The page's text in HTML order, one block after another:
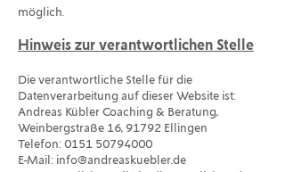
möglich.
Hinweis zur verantwortlichen Stelle
Die verantwortliche Stelle für die
Datenverarbeitung auf dieser Website ist:
Andreas Kübler Coaching & Beratung,
Weinbergstraße 16, 91792 Ellingen
Telefon: 0151 50794000
E-Mail: info@andreaskuebler.de